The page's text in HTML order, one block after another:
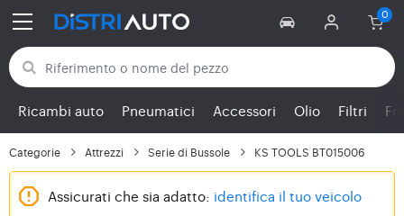
Torna alle categorie
Ricambi auto Pneumatici Accessori Olio Filtri
Categorie Attrezzi Serie di Bussole KS TOOLS BT015006
Assicurati che sia adatto: identifica il tuo veicolo